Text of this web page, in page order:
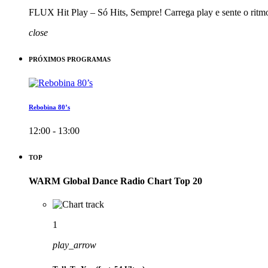
FLUX Hit Play – Só Hits, Sempre! Carrega play e sente o
close
PRÓXIMOS PROGRAMAS
Rebobina 80’s
12:00 - 13:00
TOP
WARM Global Dance Radio Chart Top 20
1
play_arrow